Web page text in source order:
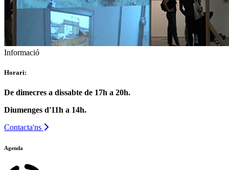
Informació
Horari:
De dimecres a dissabte de 17h a 20h.
Diumenges d'11h a 14h.
Contacta'ns
Agenda